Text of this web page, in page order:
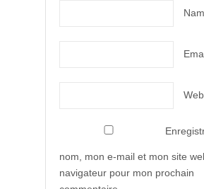
nom, mon e-mail et mon site
navigateur pour mon prochain